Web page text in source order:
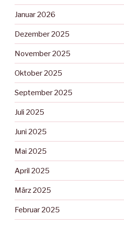
Januar 2026
Dezember 2025
November 2025
Oktober 2025
September 2025
Juli 2025
Juni 2025
Mai 2025
April 2025
März 2025
Februar 2025